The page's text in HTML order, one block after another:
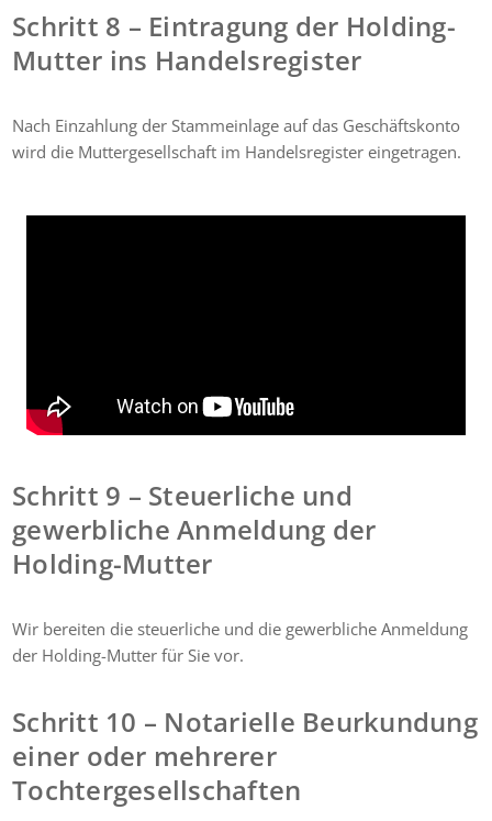
Schritt 8 – Eintragung der Holding-
Mutter ins Handelsregister
Nach Einzahlung der Stammeinlage auf das Geschäftskonto
wird die Muttergesellschaft im Handelsregister eingetragen.
Schritt 9 – Steuerliche und
gewerbliche Anmeldung der
Holding-Mutter
Wir bereiten die steuerliche und die gewerbliche Anmeldung
der Holding-Mutter für Sie vor.
Schritt 10 – Notarielle Beurkundung
einer oder mehrerer
Tochtergesellschaften